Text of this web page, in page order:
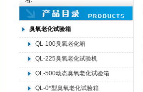
北京中科环试仪器有限公司
臭氧老化试验箱
QL-100臭氧老化箱
QL-225臭氧老化试验机
QL-500动态臭氧老化试验箱
QL-0*型臭氧老化试验箱